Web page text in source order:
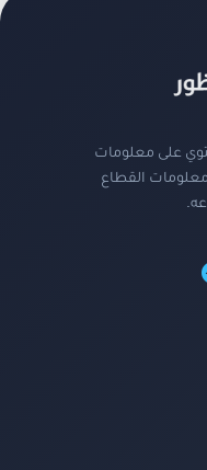
على معلومات
القطاع